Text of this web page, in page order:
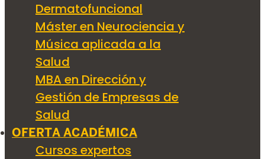
Dermatofuncional
Máster en Neurociencia y
Música aplicada a la
Salud
MBA en Dirección y
Gestión de Empresas de
Salud
OFERTA ACADÉMICA
Cursos expertos